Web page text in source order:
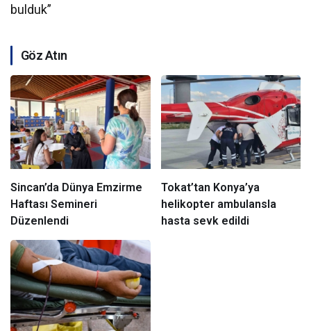
bulduk”
Göz Atın
Sincan’da Dünya Emzirme
Haftası Semineri
Düzenlendi
Tokat’tan Konya’ya
helikopter ambulansla
hasta sevk edildi